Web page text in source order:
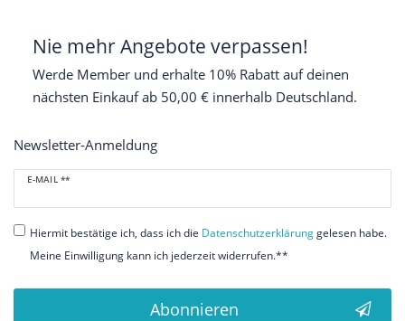
Nie mehr Angebote verpassen!
Werde Member und erhalte 10% Rabatt auf deinen
nächsten Einkauf ab 50,00 € innerhalb Deutschland.
Newsletter-Anmeldung
E-MAIL **
Newsletter
Honig
Hiermit bestätige ich, dass ich die Daten­schutz­erklärunggelesen habe.
Meine Einwilligung kann ich jederzeit widerrufen.**
Abonnieren